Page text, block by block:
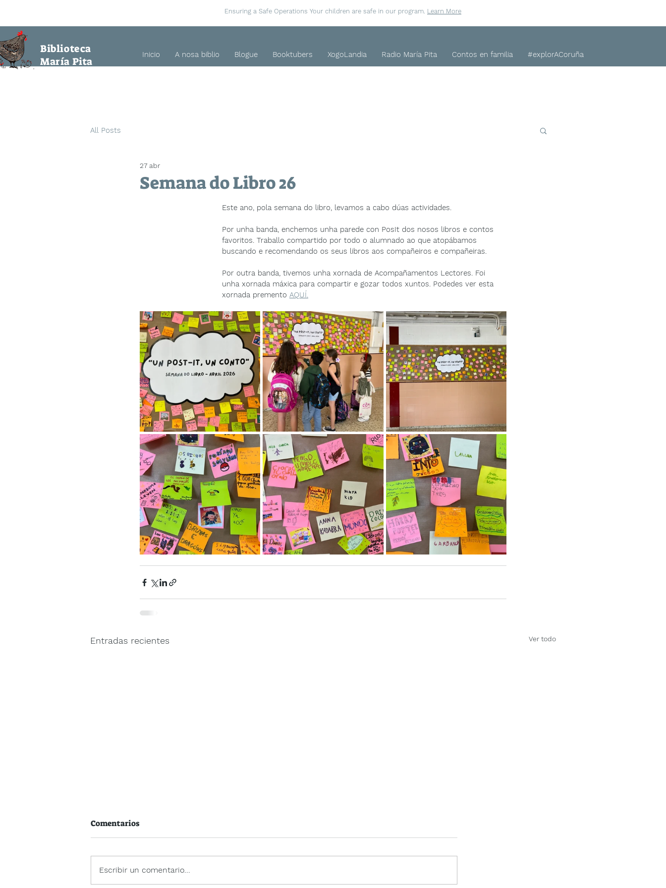
Ensuring a Safe Operations Your children are safe in our program. Learn More
María Pita
Inicio A nosa biblio Blogue Booktubers XogoLandia Radio María Pita Contos en familia #explorACoruña
Biblioteca
María Pita
All Posts
Semana do Libro 26
27 abr
Este ano, pola semana do libro, levamos a cabo dúas actividades.
Por unha banda, enchemos unha parede con PosIt dos nosos libros e contos
favoritos. Traballo compartido por todo o alumnado ao que atopábamos
buscando e recomendando os seus libros aos compañeiros e compañeiras.
Por outra banda, tivemos unha xornada de Acompañamentos Lectores. Foi
unha xornada máxica para compartir e gozar todos xuntos. Podedes ver esta
xornada premento AQUÍ.
Entradas recientes Ver todo
Letras Galegas 26
Comentarios
Escribir un comentario...